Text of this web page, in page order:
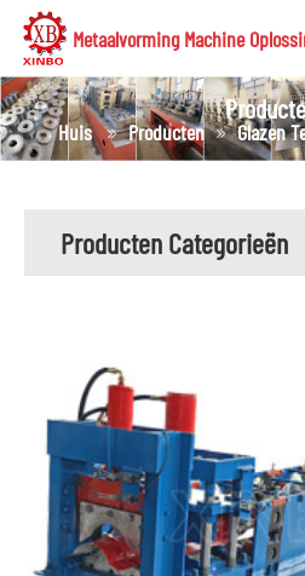
Metaalvorming Machine
Huis Producten Glazen
Producten Categorieën